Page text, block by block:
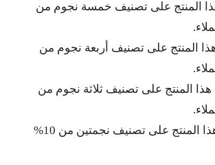
المنتج على تصنيف خمسة نجوم من
المنتج على تصنيف أربعة نجوم من
المنتج على تصنيف ثلاثة نجوم من
فيما حصل هذا المنتج على تصنيف نجمتين من 10%